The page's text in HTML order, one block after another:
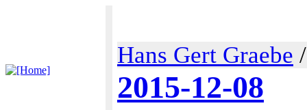
Hans Gert Graebe
2015-12-08